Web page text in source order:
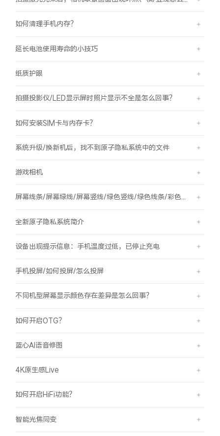
如何清理手机内存？
延长电池使用寿命的小技巧
纸质护眼
拍摄投影仪/LED显示屏时照片显示不全是怎么回事？
如何安装SIM卡与内存卡？
系统升级/换新机后，找不到原子隐私系统中的文件
游戏相机
屏幕线条/屏幕绿线/屏幕竖线/绿色竖线/绿色线条/彩色竖线
全新原子隐私系统简介
设备出现提示信息：手机温度过低，已停止充电
手机投屏/如何投屏/怎么投屏
不同机型屏幕显示颜色存在差异是怎么回事？
如何开启OTG？
蓝心AI语音修图
4K原生感Live
如何开启HiFi功能？
智能光焦同变